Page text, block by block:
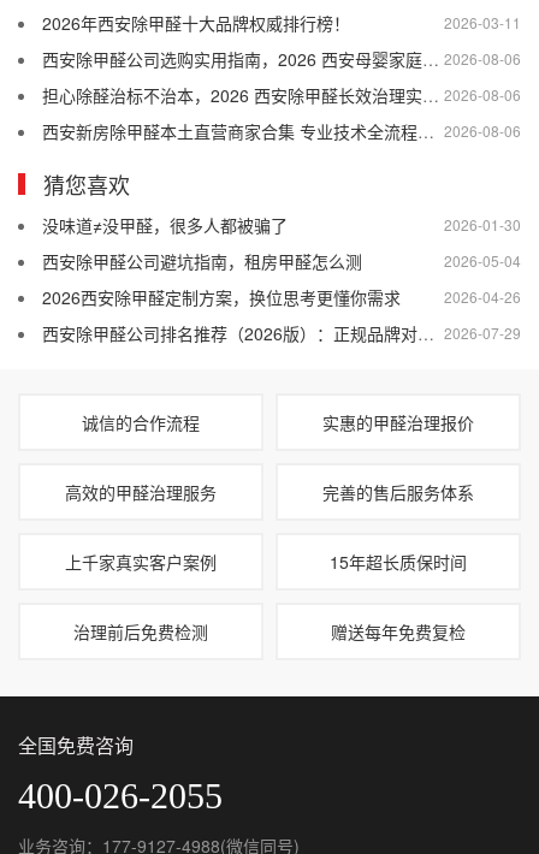
2026-03-11
2026年西安除甲醛十大品牌权威排行榜！
2026-08-06
西安除甲醛公司选购实用指南，2026 西安母婴家庭适配的除甲醛公司盘点
2026-08-06
担心除醛治标不治本，2026 西安除甲醛长效治理实用干货
2026-08-06
西安新房除甲醛本土直营商家合集 专业技术全流程售后口碑优选
猜您喜欢
2026-01-30
没味道≠没甲醛，很多人都被骗了
2026-05-04
西安除甲醛公司避坑指南，租房甲醛怎么测
2026-04-26
2026西安除甲醛定制方案，换位思考更懂你需求
2026-07-29
西安除甲醛公司排名推荐（2026版）：正规品牌对比与价格分析
诚信的合作流程 实惠的甲醛治理报价
高效的甲醛治理服务 完善的售后服务体系
上千家真实客户案例 15年超长质保时间
治理前后免费检测 赠送每年免费复检
全国免费咨询
400-026-2055
业务咨询：177-9127-4988(微信同号)